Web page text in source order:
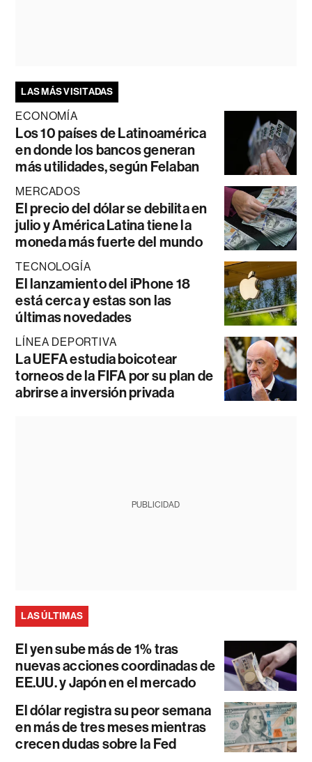
LAS MÁS VISITADAS
ECONOMÍA
Los 10 países de Latinoamérica
en donde los bancos generan
más utilidades, según Felaban
MERCADOS
El precio del dólar se debilita en
julio y América Latina tiene la
moneda más fuerte del mundo
TECNOLOGÍA
El lanzamiento del iPhone 18
está cerca y estas son las
últimas novedades
LÍNEA DEPORTIVA
La UEFA estudia boicotear
torneos de la FIFA por su plan de
abrirse a inversión privada
PUBLICIDAD
LAS ÚLTIMAS
El yen sube más de 1% tras
nuevas acciones coordinadas de
EE.UU. y Japón en el mercado
El dólar registra su peor semana
en más de tres meses mientras
crecen dudas sobre la Fed